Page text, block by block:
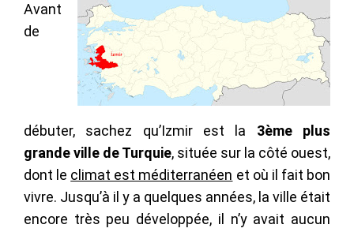
Avant
de
débuter, sachez qu’Izmir est la 3ème plus
grande ville de Turquie, située sur la côté ouest,
dont le climat est méditerranéen et où il fait bon
vivre. Jusqu’à il y a quelques années, la ville était
encore très peu développée, il n’y avait aucun